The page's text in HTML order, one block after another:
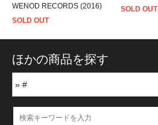
WENOD RECORDS (2016)
SOLD OUT
SOLD OUT
ほかの商品を探す